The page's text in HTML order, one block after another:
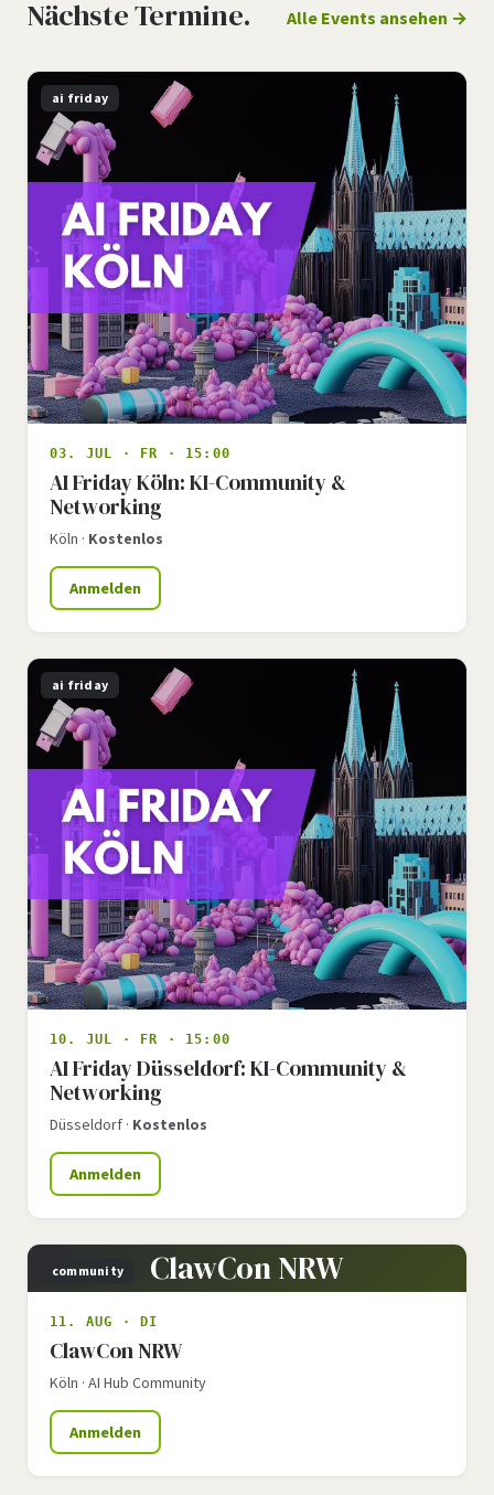
Nächste Termine. Alle Events ansehen
ai friday
03. JUL · FR · 15:00
AI Friday Köln: KI-Community &
Networking
Köln · Kostenlos
Anmelden
ai friday
10. JUL · FR · 15:00
AI Friday Düsseldorf: KI-Community &
Networking
Düsseldorf · Kostenlos
Anmelden
ClawCon NRW
community
11. AUG · DI
ClawCon NRW
Köln · AI Hub Community
Anmelden